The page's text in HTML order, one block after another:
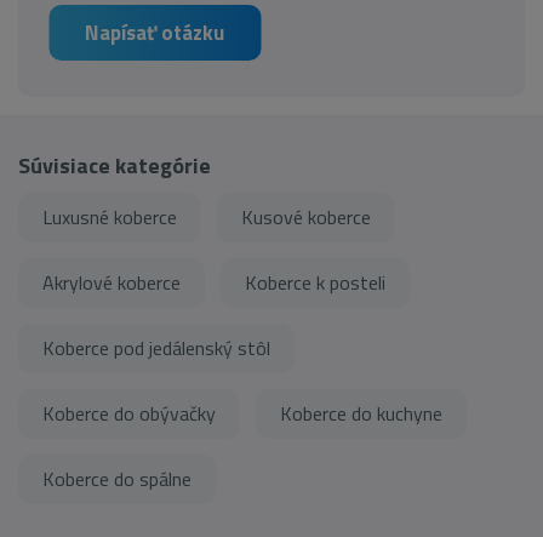
Napísať otázku
Súvisiace kategórie
Luxusné koberce Kusové koberce
Akrylové koberce Koberce k posteli
Koberce pod jedálenský stôl
Koberce do obývačky Koberce do kuchyne
Koberce do spálne